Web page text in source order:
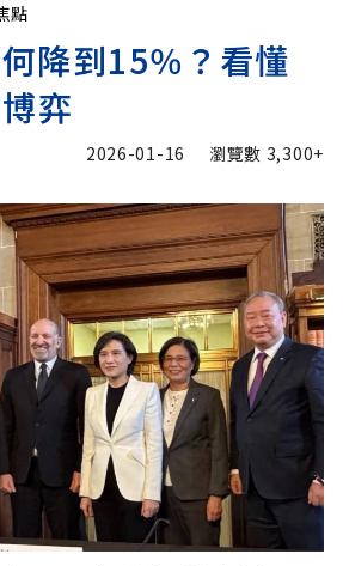
點
降到15％？看懂
弈
2026-01-16 瀏覽數 3,300+